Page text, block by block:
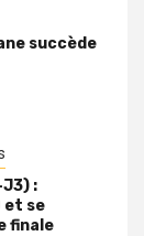
succède
J3) :
et se
finale